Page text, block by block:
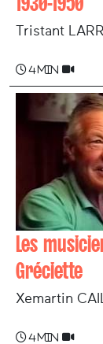
Tristant
4 min
Les
Gréciette
Xemartin
4 min